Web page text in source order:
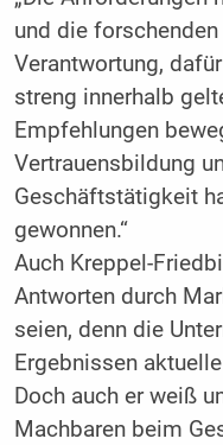
und die
Verantwortung,
streng innerhalb
Empfehlungen
Vertrauensbildung
Geschäftstätigkeit
gewonnen.“
Auch Kreppel-
Antworten durch
seien, denn die
Ergebnissen
Doch auch er weiß
Machbaren beim